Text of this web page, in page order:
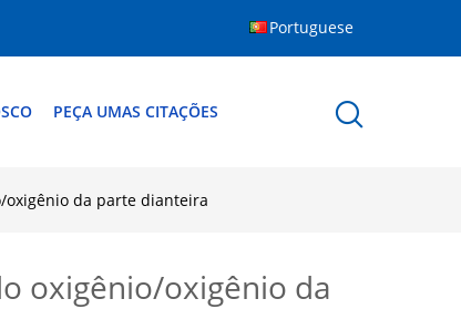
Portuguese
PEÇA UMAS CITAÇÕES
oxigênio da parte dianteira
oxigênio/oxigênio da